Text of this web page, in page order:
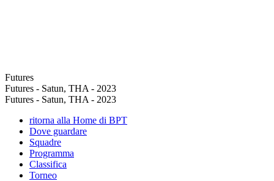
Futures
Futures - Satun, THA - 2023
Futures - Satun, THA - 2023
ritorna alla Home di BPT
Dove guardare
Squadre
Programma
Classifica
Torneo